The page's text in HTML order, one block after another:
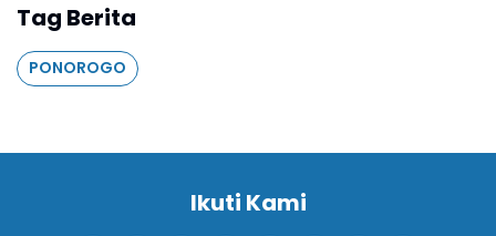
Tag Berita
PONOROGO
Ikuti Kami